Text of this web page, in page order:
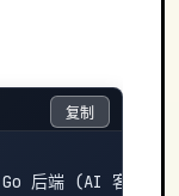
(AI 客户端、
复制
复制